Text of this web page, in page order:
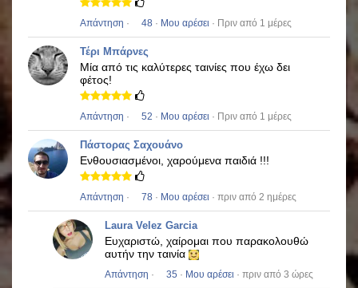
Απάντηση · 48 · Μου αρέσει · Πριν από 1 μέρες
Τέρι Μπάρνες
Μία από τις καλύτερες ταινίες που έχω δει
φέτος!
Απάντηση · 52 · Μου αρέσει · Πριν από 1 μέρες
Πάστορας Σαχουάνο
Ενθουσιασμένοι, χαρούμενα παιδιά !!!
Απάντηση · 78 · Μου αρέσει · πριν από 2 ημέρες
Laura Velez Garcia
Ευχαριστώ, χαίρομαι που παρακολουθώ
αυτήν την ταινία
Απάντηση · 35 · Μου αρέσει · πριν από 3 ώρες